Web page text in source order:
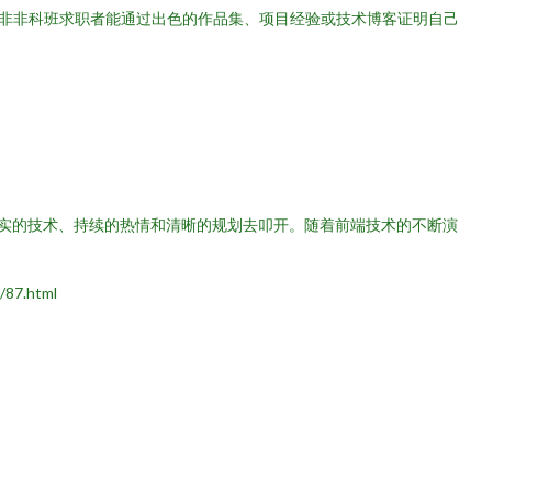
科班求职者能通过出色的作品集、项目经验或技术博客证明自己
技术、持续的热情和清晰的规划去叩开。随着前端技术的不断演
87.html